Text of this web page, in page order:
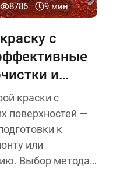
8786 9 мин
с
и
краски с
поверхностей —
к
или
Выбор метода